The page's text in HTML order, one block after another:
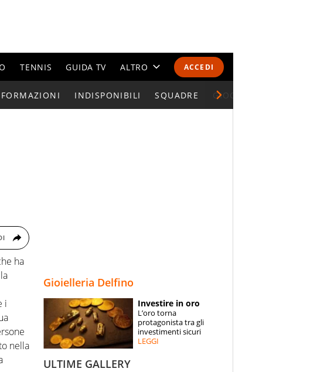
ACCEDI
TENNIS GUIDA TV ALTRO
CALENDARI E CLASSIFICHE
ESPERTI
CONTATTI
INDISPONIBILI SQUADRE GIOCATORI SERIE A
ha
i
nella
Gioielleria Delfino
Investire in oro
L’oro torna
protagonista tra gli
investimenti sicuri
LEGGI
ULTIME GALLERY